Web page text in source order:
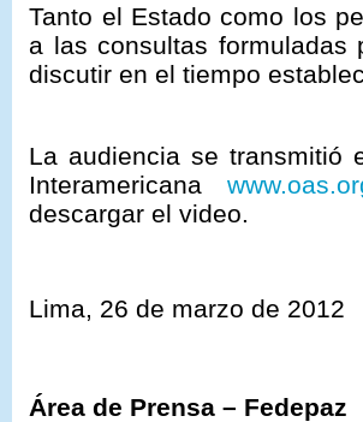
Tanto el Estado como los
a las consultas formuladas
discutir en el tiempo
La audiencia se transmitió
Interamericana
descargar el video.
Lima, 26 de marzo de 2012
Área de Prensa – Fedepaz